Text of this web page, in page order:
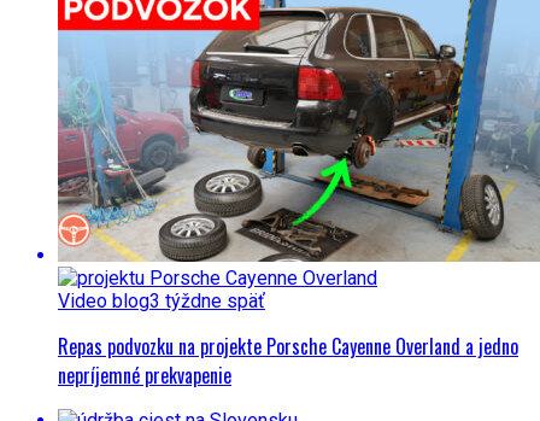
Video blog3 týždne späť
Repas podvozku na projekte Porsche Cayenne Overland a jedno
nepríjemné prekvapenie